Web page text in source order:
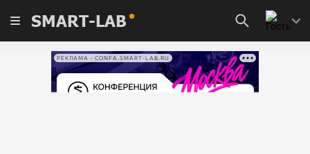
SMART-LAB
РЕКЛАМА • CONFA.SMART-LAB.RU